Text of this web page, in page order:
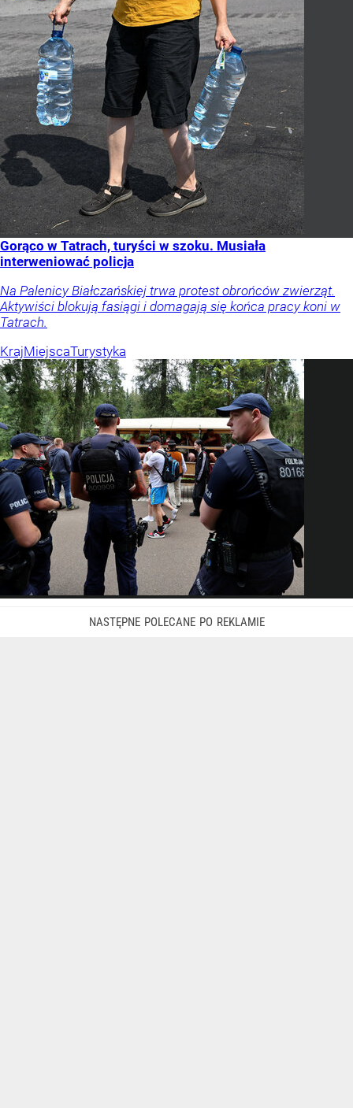
Gorąco w Tatrach, turyści w szoku. Musiała
interweniować policja
Na Palenicy Białczańskiej trwa protest obrońców zwierząt.
Aktywiści blokują fasiągi i domagają się końca pracy koni w
Tatrach.
KrajMiejscaTurystyka